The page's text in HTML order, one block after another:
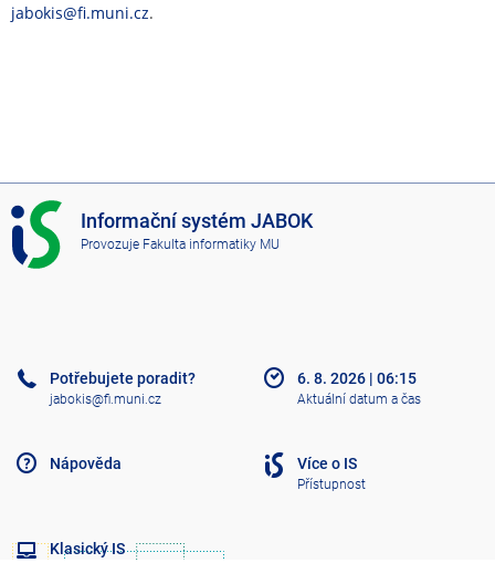
jabokis@fi.muni.cz.
I
S
J
Informační systém JABOK
Provozuje Fakulta informatiky MU
Potřebujete poradit?
jabokis@fi.muni.cz
Nápověda
Klasický IS
6. 8. 2026 | 06:15
Aktuální datum a čas
Více o IS
Přístupnost